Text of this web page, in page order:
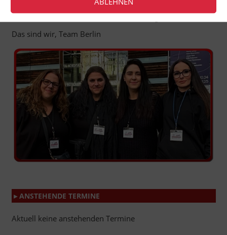
Das sind wir, Team Berlin
▸ ANSTEHENDE TERMINE
Aktuell keine anstehenden Termine